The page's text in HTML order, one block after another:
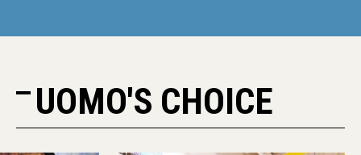
UOMO'S CHOICE